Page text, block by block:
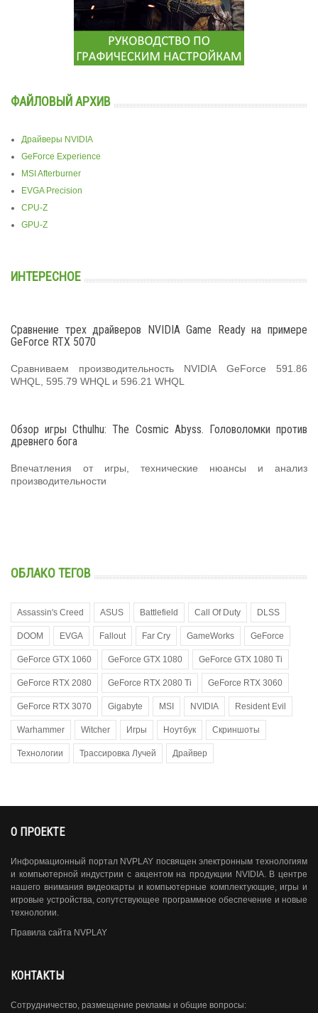
ФАЙЛОВЫЙ АРХИВ
Драйверы NVIDIA
GeForce Experience
MSI Afterburner
EVGA Precision
CPU-Z
GPU-Z
ИНТЕРЕСНОЕ
Сравнение трех драйверов NVIDIA Game Ready на примере
GeForce RTX 5070
Сравниваем производительность NVIDIA GeForce 591.86
WHQL, 595.79 WHQL и 596.21 WHQL
Обзор игры Cthulhu: The Cosmic Abyss. Головоломки против
древнего бога
Впечатления от игры, технические нюансы и анализ
производительности
ОБЛАКО ТЕГОВ
Assassin's Creed ASUS Battlefield Call Of Duty DLSS
DOOM EVGA Fallout Far Cry GameWorks GeForce
GeForce GTX 1060 GeForce GTX 1080 GeForce GTX 1080 Ti
GeForce RTX 2080 GeForce RTX 2080 Ti GeForce RTX 3060
GeForce RTX 3070 Gigabyte MSI NVIDIA Resident Evil
Warhammer Witcher Игры Ноутбук Скриншоты
Технологии Трассировка Лучей Драйвер
О ПРОЕКТЕ
Информационный портал NVPLAY посвящен электронным технологиям
и компьютерной индустрии с акцентом на продукции NVIDIA. В центре
нашего внимания видеокарты и компьютерные комплектующие, игры и
игровые устройства, сопутствующее программное обеспечение и новые
технологии.
Правила сайта NVPLAY
КОНТАКТЫ
Сотрудничество, размещение рекламы и общие вопросы: